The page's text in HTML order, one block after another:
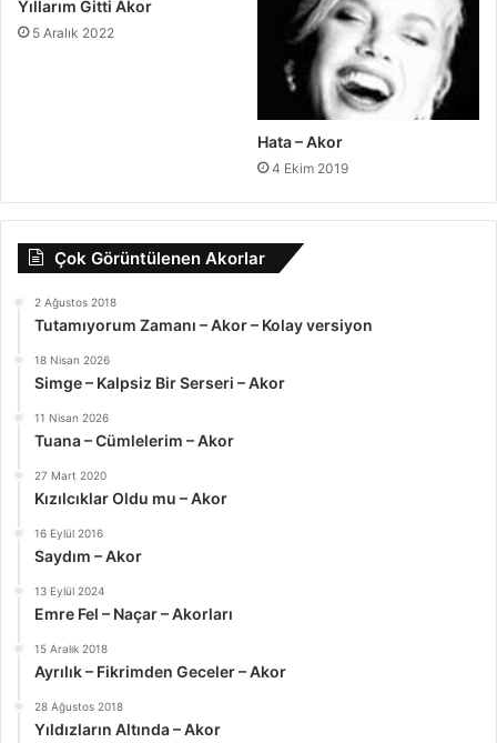
Yıllarım Gitti Akor
5 Aralık 2022
Hata – Akor
4 Ekim 2019
Çok Görüntülenen Akorlar
2 Ağustos 2018
Tutamıyorum Zamanı – Akor – Kolay versiyon
18 Nisan 2026
Simge – Kalpsiz Bir Serseri – Akor
11 Nisan 2026
Tuana – Cümlelerim – Akor
27 Mart 2020
Kızılcıklar Oldu mu – Akor
16 Eylül 2016
Saydım – Akor
13 Eylül 2024
Emre Fel – Naçar – Akorları
15 Aralık 2018
Ayrılık – Fikrimden Geceler – Akor
28 Ağustos 2018
Yıldızların Altında – Akor